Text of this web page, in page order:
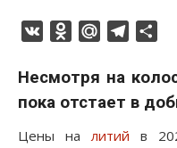
VK Odnoklassniki
Mail.Ru
Несмотря на
пока отстает в
Цены на литий в